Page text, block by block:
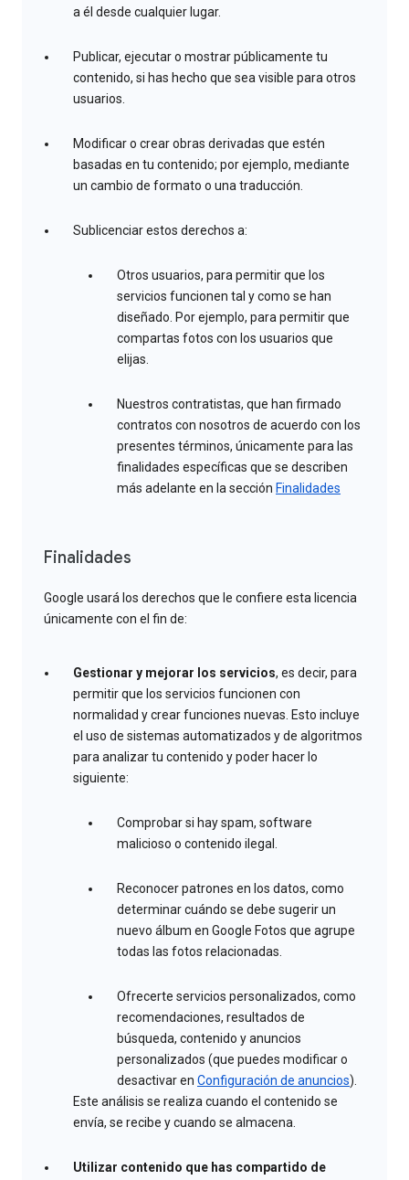
a él desde cualquier lugar.
Publicar, ejecutar o mostrar públicamente tu
contenido, si has hecho que sea visible para otros
usuarios.
Modificar o crear obras derivadas que estén
basadas en tu contenido; por ejemplo, mediante
un cambio de formato o una traducción.
Sublicenciar estos derechos a:
Otros usuarios, para permitir que los
servicios funcionen tal y como se han
diseñado. Por ejemplo, para permitir que
compartas fotos con los usuarios que
elijas.
Nuestros contratistas, que han firmado
contratos con nosotros de acuerdo con los
presentes términos, únicamente para las
finalidades específicas que se describen
más adelante en la sección Finalidades
Finalidades
Google usará los derechos que le confiere esta licencia
únicamente con el fin de:
Gestionar y mejorar los servicios, es decir, para
permitir que los servicios funcionen con
normalidad y crear funciones nuevas. Esto incluye
el uso de sistemas automatizados y de algoritmos
para analizar tu contenido y poder hacer lo
siguiente:
Comprobar si hay spam, software
malicioso o contenido ilegal.
Reconocer patrones en los datos, como
determinar cuándo se debe sugerir un
nuevo álbum en Google Fotos que agrupe
todas las fotos relacionadas.
Ofrecerte servicios personalizados, como
recomendaciones, resultados de
búsqueda, contenido y anuncios
personalizados (que puedes modificar o
desactivar en Configuración de anuncios).
Este análisis se realiza cuando el contenido se
envía, se recibe y cuando se almacena.
Utilizar contenido que has compartido de